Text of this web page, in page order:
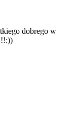
dobrego w